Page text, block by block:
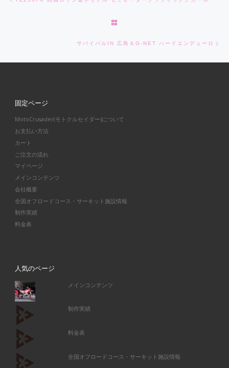
サバイバルIN 広島＆G-NET ハードエンデューロ
固定ページ
MotoCrusader(モトクルセイダー)について
お支払い方法
カート
ご注文の流れ
マイページ
メインコンテンツ
会社概要
全国オフロードコース・サーキット施設情報
制作実績
料金表
人気のページ
メインコンテンツ
制作実績
料金表
全国オフロードコース・サーキット施設情報